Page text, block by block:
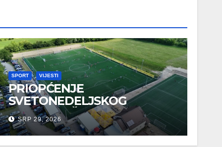
SPORT VIJESTI
PRIOPĆENJE
SVETONEDELJSKOG
GRADONAČELNIKA O
SPORTSKIM UDRUGAMA
SRP 29, 2026